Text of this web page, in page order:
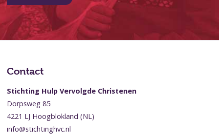
Contact
Stichting Hulp Vervolgde Christenen
Dorpsweg 85
4221 LJ Hoogblokland (NL)
info@stichtinghvc.nl